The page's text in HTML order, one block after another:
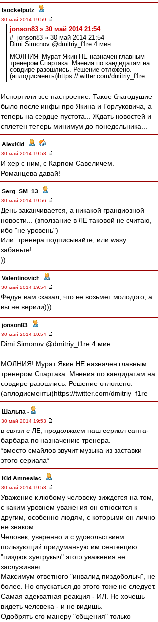
Isockelputz -
30 май 2014 19:59
jonson83 » 30 май 2014 21:54
# jonson83 » 30 май 2014 21:54
Dimi Simonov ‏@dmitriy_f1re 4 мин.
МОЛНИЯ! Мурат Якин НЕ назначен главным
тренером Спартака. Мнения по кандидатам на
совдире разошлись. Решение отложено.
(аплодисменты)https://twitter.com/dmitriy_f1re
Испортили все настроение. Такое благодушие
было после инфы про Якина и Горлуковича, а
теперь на сердце пустота... Ждать новостей и
сплетен теперь минимум до понедельника...
AlexKid -
30 май 2014 19:58
И хер с ним, с Карпом Савеличем.
Романцева давай!
Serg_SM_13 -
30 май 2014 19:56
День заканчивается, а никакой грандиозной
новости... (вползание в ЛЕ таковой не считаю,
ибо "не уровень")
Или. тренера подписывайте, или wasy
забаньте!
))
Valentinovich -
30 май 2014 19:54
Федун вам сказал, что не возьмет молодого, а
вы не верили)))
jonson83 -
30 май 2014 19:54
Dimi Simonov ‏@dmitriy_f1re 4 мин.
МОЛНИЯ! Мурат Якин НЕ назначен главным
тренером Спартака. Мнения по кандидатам на
совдире разошлись. Решение отложено.
(аплодисменты)https://twitter.com/dmitriy_f1re
Шальпа -
30 май 2014 19:53
в связи с ЛЕ, продолжаем наш сериал санта-
барбара по назначению тренера.
*вместо смайлов звучит музыка из заставки
этого сериала*
Kid Amnesiac -
30 май 2014 19:53
Уважение к любому человеку зиждется на том,
с каким уровнем уважения он относится к
другим, особенно людям, с которыми он лично
не знаком.
Человек, уверенно и с удовольствием
пользующий придуманную им сентенцию
"пиздюк хуетрукыч" этого уважения не
заслуживает.
Максимум ответного "инвалид пиздоболыч", не
более. Но опускаться до этого тоже не следует.
Самая адекватная реакция - ИЛ. Не хочешь
видеть человека - и не видишь.
Одобрять его манеру "общения" только